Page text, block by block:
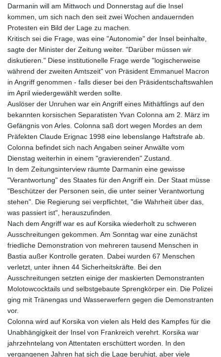
Darmanin will am Mittwoch und Donnerstag auf die Insel
kommen, um sich nach den seit zwei Wochen andauernden
Protesten ein Bild der Lage zu machen.
Kritisch sei die Frage, was eine "Autonomie" der Insel beinhalte,
sagte der Minister der Zeitung weiter. "Darüber müssen wir
diskutieren." Diese institutionelle Frage werde "logischerweise
während der zweiten Amtszeit" von Präsident Emmanuel Macron
in Angriff genommen - falls dieser bei den Präsidentschaftswahlen
im April wiedergewählt werden sollte.
Auslöser der Unruhen war ein Angriff eines Mithäftlings auf den
bekannten korsischen Separatisten Yvan Colonna am 2. März im
Gefängnis von Arles. Colonna saß dort wegen Mordes an dem
Präfekten Claude Erignac 1998 eine lebenslange Haftstrafe ab.
Colonna befindet sich nach Angaben seiner Anwälte vom
Dienstag weiterhin in einem "gravierenden" Zustand.
In dem Zeitungsinterview räumte Darmanin eine gewisse
"Verantwortung" des Staates für den Angriff ein. Der Staat müsse
"Beschützer der Personen sein, die unter seiner Verantwortung
stehen". Die Regierung sei verpflichtet, "die Wahrheit über das,
was passiert ist", herauszufinden.
Nach dem Angriff war es auf Korsika wiederholt zu schweren
Ausschreitungen gekommen. Am Sonntag war eine zunächst
friedliche Demonstration von mehreren tausend Menschen in
Bastia außer Kontrolle geraten. Dabei wurden 67 Menschen
verletzt, unter ihnen 44 Sicherheitskräfte. Bei den
Ausschreitungen setzten einige der maskierten Demonstranten
Molotowcocktails und selbstgebaute Sprengkörper ein. Die Polizei
ging mit Tränengas und Wasserwerfern gegen die Demonstranten
vor.
Colonna wird auf Korsika von vielen als Held des Kampfes für die
Unabhängigkeit der Insel von Frankreich verehrt. Korsika war
jahrzehntelang von Attentaten erschüttert worden. In den
vergangenen Jahren hat sich die Lage beruhigt, aber viele